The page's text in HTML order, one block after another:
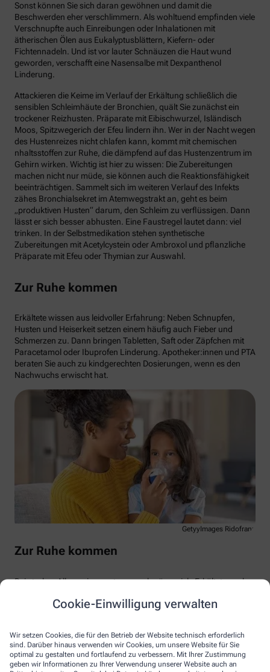
Cookie-Einwilligung verwalten
Wir setzen Cookies, die für den Betrieb der Website technisch erforderlich
sind. Darüber hinaus verwenden wir Cookies, um unsere Website für Sie
optimal zu gestalten und fortlaufend zu verbessern. Mit Ihrer Zustimmung
geben wir Informationen zu Ihrer Verwendung unserer Website auch an
Sonst können Sie sich daran gewöhnen und damit die
Beschwerden eher verschlimmern. Als wohltuend empfinden viele
Verschnupfte auch Einreibungen oder Inhalationen mit
ätherischen Ölen aus Eukalyptusblättern, Kiefern- oder
Fichtennadeln. Und ist vor lauter Schnäuzen die Haut wund
geworden, verschafft eine Nasensalbe mit Dexpanthenol
Linderung.
Attackieren die Keime im Verlauf der Erkältung schließlich die
sensiblen Schleimhäute der Bronchien, quält Sie zunächst ein
trockener Reizhusten. Präparate mit Eibischwurzel, Isländisch
Moos, Spitzwegerich der Efeu lindern ihn. Wer in der Nacht wegen
des Hustenreizes nicht chlafen kann, kommt mit chemischen
nhaltsstoffen zur Ruhe, die dämpfend auf das Hustenzentrum im
Gehirn wirken. Wichtig ist hier zu wissen: Die Zubereitungen
machen nicht nur müde, sie können auch die Reaktionsfähigkeit
beeinträchtigen. Sammelt sich im weiteren Verlauf des Infekts
zähes Bronchialsekret im Atemwegstrakt an, geht es beim
„produktiven Husten“ darum, den Schleim zu verflüssigen. Dann
lässt er sich besser abhusten. Eine Faustregel lautet dann: viel
trinken. In der Selbstmedikation stehen synthetische
Zubereitungen mit Acetylcystein oder Ambroxol und pflanzliche
Präparate mit Efeu oder Thymian zur Auswahl.
Zur Ruhe kommen
Erkältete wissen aus leidvoller Erfahrung: Neben Schnupfen,
Husten und Heiserkeit setzen einem häufig auch Fieber und
Schmerzen zu. Dann bringen Tabletten, Saft oder Zäpfchen mit
Paracetamol oder Ibuprofen Linderung. Apotheker:innen und PTA
beraten Sie auch zu kindgerechten Dosierungen, wenn es den
Nachwuchs erwischt hat.
GetyyImages Ridofranz
Zur Ruhe kommen
Bei starken Allgemeinsymptomen schwören viele Erkältete auch
Linden- und Holunderblüten. Auch Hausmittel aus Omas
Heilsam ist immer der Rat, sich bei einer Erkältung zu schonen
und zur Ruhe zu kommen. Nutzen Sie die Zeit doch einfach, um in